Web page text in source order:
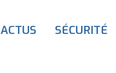
ACTUS SÉCURITÉ